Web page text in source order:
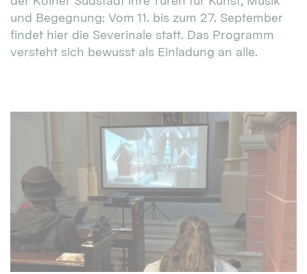
und Begegnung: Vom 11. bis zum 27. September
findet hier die Severinale statt. Das Programm
versteht sich bewusst als Einladung an alle.